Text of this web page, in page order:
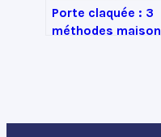
Porte claquée : 3
méthodes maison